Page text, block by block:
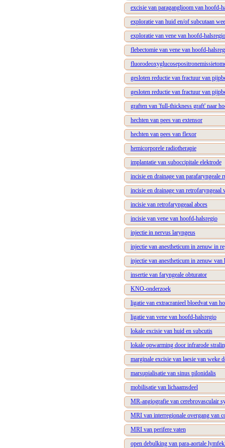
excisie van paraganglioom van hoofd-
exploratie van huid en/of subcutaan
exploratie van vene van hoofd-halsregio
flebectomie van vene van hoofd-
gesloten reductie van fractuur van
gesloten reductie van fractuur van
graften van 'full-thickness graft' naar
hechten van pees van extensor
hechten van pees van flexor
hemicorporele radiotherapie
implantatie van suboccipitale elektrode
incisie en drainage van parafaryngeale
incisie en drainage van retrofaryngeaal
incisie van retrofaryngeaal abces
incisie van vene van hoofd-halsregio
injectie in nervus laryngeus
injectie van anestheticum in zenuw in
injectie van anestheticum in zenuw
insertie van faryngeale obturator
KNO-onderzoek
ligatie van extracranieel bloedvat van
ligatie van vene van hoofd-halsregio
lokale excisie van huid en subcutis
lokale opwarming door infrarode
marginale excisie van laesie van weke
marsupialisatie van sinus pilonidalis
mobilisatie van lichaamsdeel
MR-angiografie van cerebrovasculair
MRI van interregionale overgang van
MRI van perifere vaten
open debulking van para-aortale